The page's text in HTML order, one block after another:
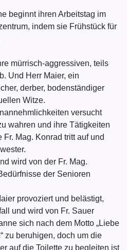
beginnt ihren Arbeitstag im
indem sie Frühstück für
mürrisch-aggressiven, teils
Und Herr Maier, ein
derber, bodenständiger
Witze.
versucht
wahren und ihre Tätigkeiten
Mag. Konrad tritt auf und
wird von der Fr. Mag.
der Senioren
provoziert und belästigt,
und wird von Fr. Sauer
sich nach dem Motto „Liebe
zu beruhigen, doch um die
auf die Toilette zu begleiten ist